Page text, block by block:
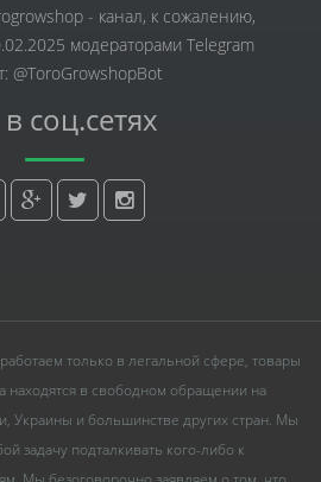
- канал, к сожалению,
модераторами Telegram
соц.сетях
только в легальной сфере, товары
находятся в свободном обращении на
Украины и большинстве других стран. Мы
задачу подталкивать кого-либо к